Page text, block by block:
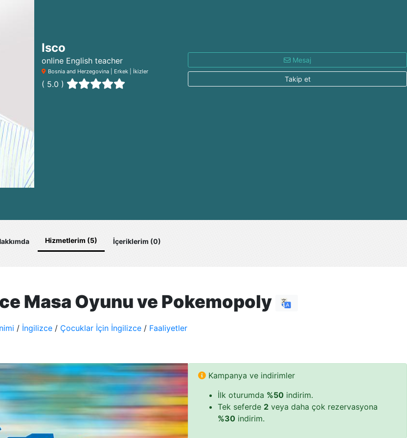
Isco
online English teacher
Bosnia and Herzegovina | Erkek | İkizler
( 5.0 )
Mesaj
Takip et
Hizmetlerim (5) İçeriklerim (0)
Masa Oyunu ve Pokemopoly
/ İngilizce/ Çocuklar İçin İngilizce/ Faaliyetler
Kampanya ve indirimler
İlk oturumda %50 indirim.
Tek seferde 2 veya daha çok rezervasyona
%30 indirim.